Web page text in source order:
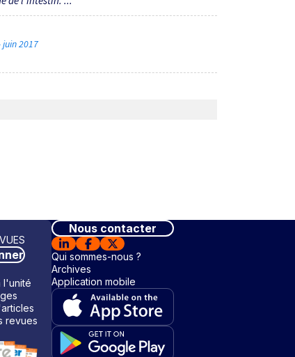
juin 2017
l'unité
revues
Nous contacter
Qui sommes-nous ?
Archives
Application mobile